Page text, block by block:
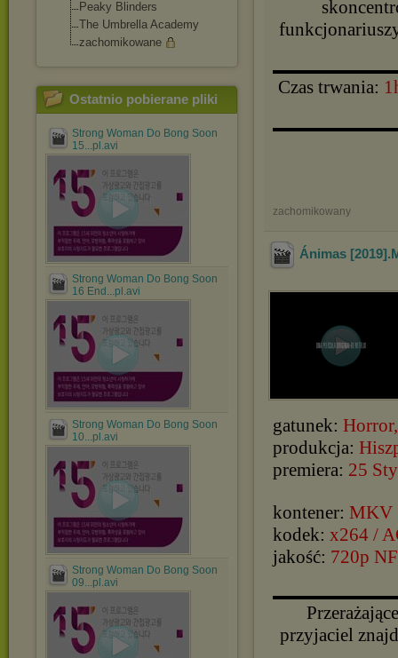
Peaky Blinders
The Umbrella Academy
zachomikowane
Ostatnio pobierane pliki
Strong Woman Do Bong Soon
15...pl.avi
Strong Woman Do Bong Soon
16 End...pl.avi
Strong Woman Do Bong Soon
10...pl.avi
Strong Woman Do Bong Soon
09...pl.avi
Czas trwania:
zachomikowany
Ánimas
gatunek:
produkcja:
premiera: 25
kontener: MKV
kodek: x264 /
jakość: 720p
przyjaciel